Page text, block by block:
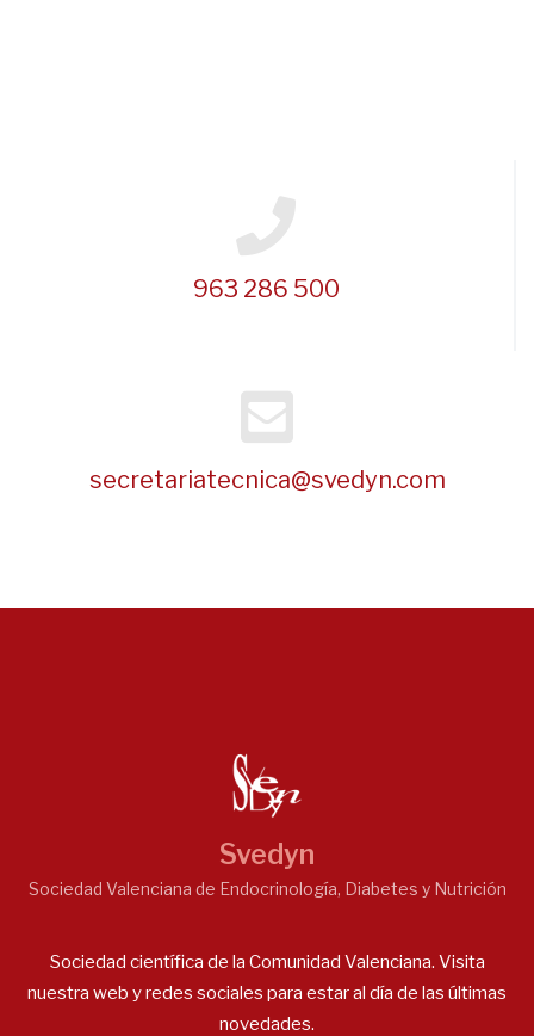
963 286 500
secretariatecnica@svedyn.com
Svedyn
Sociedad Valenciana de Endocrinología, Diabetes y Nutrición
Sociedad científica de la Comunidad Valenciana. Visita
nuestra web y redes sociales para estar al día de las últimas
novedades.